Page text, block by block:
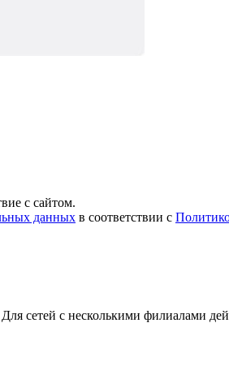
с сайтом.
данных в соответствии с
Для сетей с несколькими филиалами